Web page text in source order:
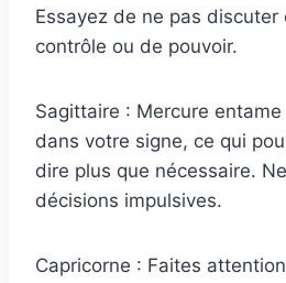
Essayez de ne pas
contrôle ou de pouvoir.
Sagittaire : Mercure
dans votre signe, ce qui
dire plus que nécessaire.
décisions impulsives.
Capricorne : Faites